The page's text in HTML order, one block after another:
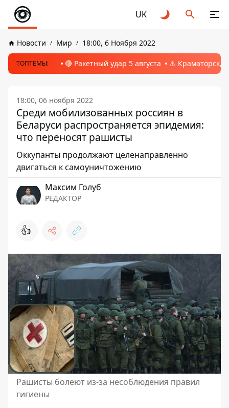
UK
Новости Мир 18:00, 6 Ноября 2022
ТОПТЕМЫ: 🔴 Ракетный удар 5 августа ⚠️ Краматорск,
18:00, 06 ноября 2022
Среди мобилизованных россиян в
Беларуси распространяется эпидемия:
что переносят рашисты
Оккупанты продолжают целенаправленно
двигаться к самоуничтожению
Максим Голуб
РЕДАКТОР
👍
Рашисты болеют из-за несоблюдения правил
гигиены